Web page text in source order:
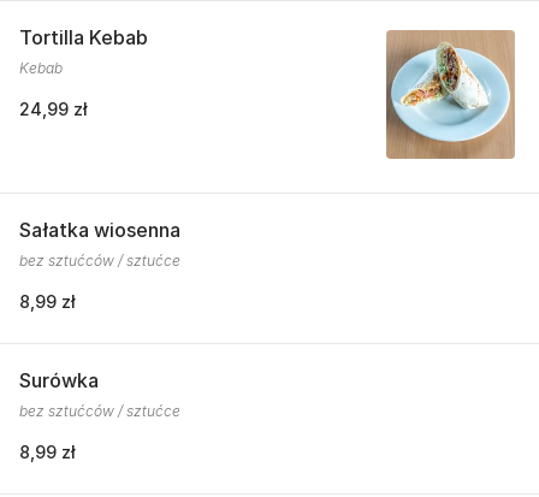
Tortilla Kebab
Kebab
24,99 zł
Sałatka wiosenna
bez sztućców / sztućce
8,99 zł
Surówka
bez sztućców / sztućce
8,99 zł